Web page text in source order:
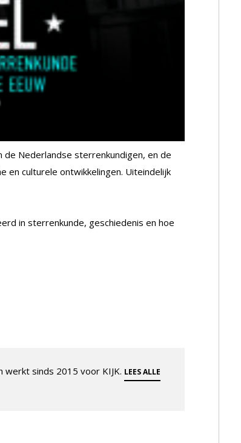
Nederlandse sterrenkundigen, en de
en culturele ontwikkelingen. Uiteindelijk
in sterrenkunde, geschiedenis en hoe
werkt sinds 2015 voor KIJK. LEES ALLE